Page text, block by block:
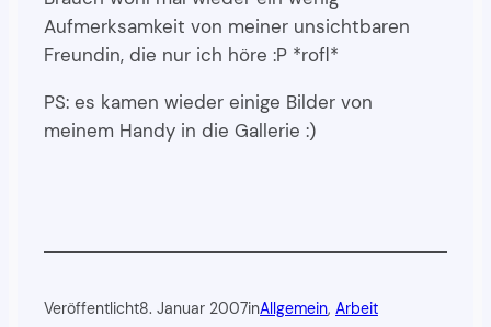
Aufmerksamkeit von meiner unsichtbaren
Freundin, die nur ich höre :P *rofl*
PS: es kamen wieder einige Bilder von
meinem Handy in die Gallerie :)
Veröffentlicht8. Januar 2007inAllgemein, Arbeit